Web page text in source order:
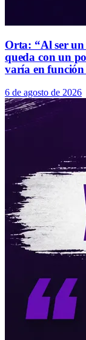
Orta: “Al ser un
queda con un
varía en
6 de agosto de 2026